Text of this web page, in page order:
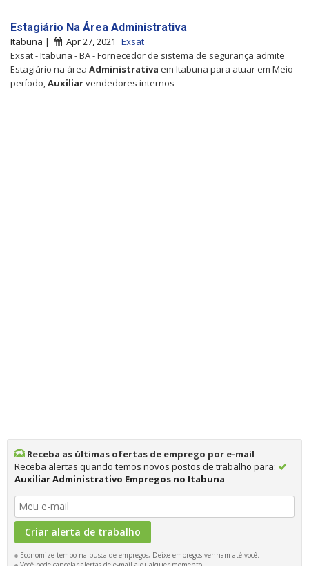
Estagiário Na Área Administrativa
Itabuna | Apr 27, 2021 Exsat
Exsat - Itabuna - BA - Fornecedor de sistema de segurança admite
Estagiário na área Administrativa em Itabuna para atuar em Meio-
período, Auxiliarvendedores internos
Receba as últimas ofertas de emprego por e-mail
Receba alertas quando temos novos postos de trabalho para:
Auxiliar Administrativo Empregos no Itabuna
Economize tempo na busca de empregos, Deixe empregos venham até você.